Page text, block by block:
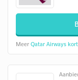
Meer Qatar Airways